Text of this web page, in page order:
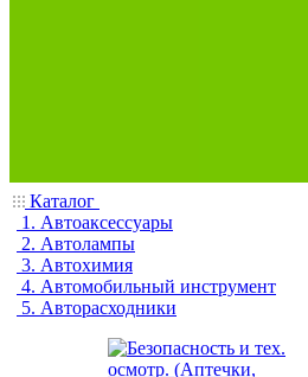
Каталог
1. Автоаксессуары
2. Автолампы
3. Автохимия
4. Автомобильный инструмент
5. Авторасходники